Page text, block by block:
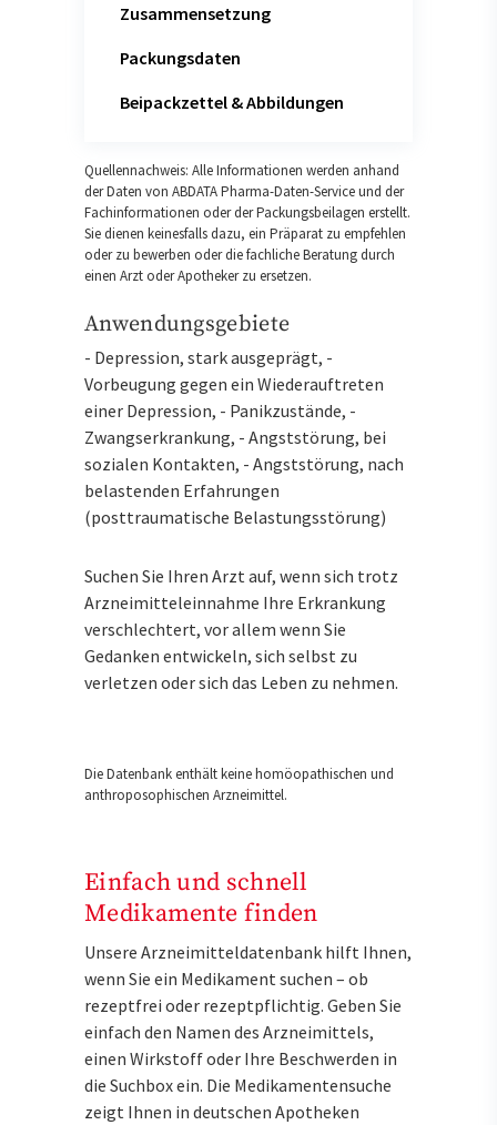
Zusammensetzung
Packungsdaten
Beipackzettel & Abbildungen
Quellennachweis: Alle Informationen werden anhand
der Daten von ABDATA Pharma-Daten-Service und der
Fachinformationen oder der Packungsbeilagen erstellt.
Sie dienen keinesfalls dazu, ein Präparat zu empfehlen
oder zu bewerben oder die fachliche Beratung durch
einen Arzt oder Apotheker zu ersetzen.
Anwendungsgebiete
- Depression, stark ausgeprägt, -
Vorbeugung gegen ein Wiederauftreten
einer Depression, - Panikzustände, -
Zwangserkrankung, - Angststörung, bei
sozialen Kontakten, - Angststörung, nach
belastenden Erfahrungen
(posttraumatische Belastungsstörung)
Suchen Sie Ihren Arzt auf, wenn sich trotz
Arzneimitteleinnahme Ihre Erkrankung
verschlechtert, vor allem wenn Sie
Gedanken entwickeln, sich selbst zu
verletzen oder sich das Leben zu nehmen.
Die Datenbank enthält keine homöopathischen und
anthroposophischen Arzneimittel.
Einfach und schnell
Medikamente finden
Unsere Arzneimitteldatenbank hilft Ihnen,
wenn Sie ein Medikament suchen – ob
rezeptfrei oder rezeptpflichtig. Geben Sie
einfach den Namen des Arzneimittels,
einen Wirkstoff oder Ihre Beschwerden in
die Suchbox ein. Die Medikamentensuche
zeigt Ihnen in deutschen Apotheken